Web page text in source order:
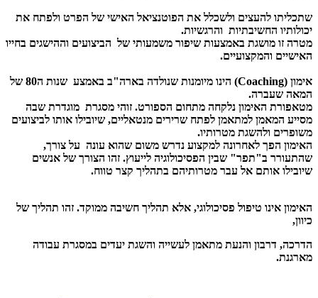
שתכליתו להעצים ולשכלל את הפוטנציאל האישי של הפרט ולפתח את
יכולותיו החשיבתיות והרגשיות.
מטרה זו מושגת באמצעות שיפור משמעותי של הביצועים וההישגים בחייו
האישיים והמקצועיים.
אימון (Coaching) הינו מיומנות שנולדה בארה"ב באמצע שנות ה80 של
המאה שעברה.
מטאפורת האימון נלקחה מתחום הספורט. זוהי מסגרת מוגדרת שבה
מסייע המאמן למתאמן לפתח שרירים מנטאליים, שיובילו אותו לביצועים
משופרים ולהשגת מטרותיו.
האימון הפך לאחרונה למקצוע נדרש משום שהוא עונה על צורך,
שהתעורר ב"תפר" שבין הפסיכולוגיה לייעוץ. זהו הצורך של אנשים
שיובילו אותם אל עבר מטרותיהם בתהליך קצר טווח.
האימון אינו טיפול פסיכולוגי, אלא תהליך חשיבה ממוקד. זהו תהליך של
כיוון,
הדרכה, דרבון והנעת מתאמן לעשייה והשגת יעדים במסגרת עבודה
מארגנת.